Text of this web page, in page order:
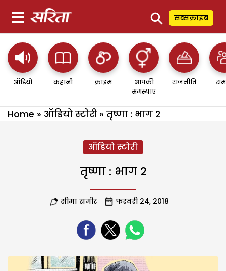
⚲ सब्सक्राइब
ऑडियो कहानी क्राइम
आपकी
समस्याएं
राजनीति
Home » ऑडियो स्टोरी » तृष्णा : भाग 2
ऑडियो स्टोरी
तृष्णा : भाग 2
सीमा समीर फरवरी 24, 2018